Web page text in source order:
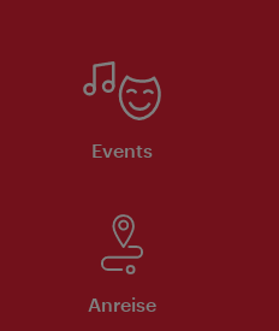
Events
Anreise